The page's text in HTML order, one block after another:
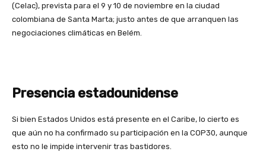
(Celac), prevista para el 9 y 10 de noviembre en la ciudad
colombiana de Santa Marta; justo antes de que arranquen las
negociaciones climáticas en Belém.
Presencia estadounidense
Si bien Estados Unidos está presente en el Caribe, lo cierto es
que aún no ha confirmado su participación en la COP30, aunque
esto no le impide intervenir tras bastidores.